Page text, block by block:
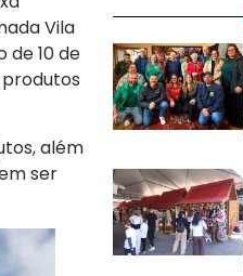
Vila
de 10 de
além
ser